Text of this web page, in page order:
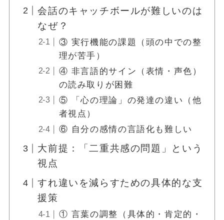
会話のキャッチボールが難しいのは
なぜ？
③ 実行機能の課題（頭の中での整
理が苦手）
④ 非言語的サイン（表情・声色）
の読み取りが困難
⑤ 「心の理論」の発達の違い（他
者視点）
⑥ 自分の感情の言語化も難しい
大前提：「二重共感の問題」という
視点
すれ違いを減らすための具体的な支
援策
① 言葉の調整（具体的・肯定的・